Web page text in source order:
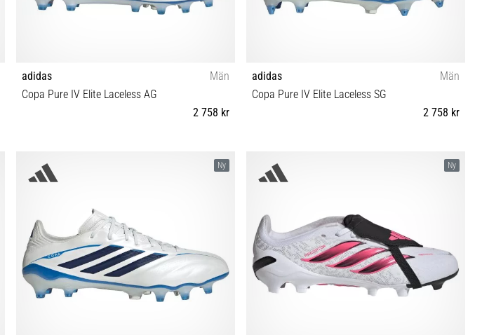
adidas
Män
Copa Pure IV Elite Laceless AG
2 758 kr
adidas
Män
Copa Pure IV Elite Laceless SG
2 758 kr
Ny Ny